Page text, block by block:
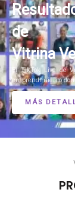
de
Vitrina
El TikTok Live de
emprendimiento
MÁS